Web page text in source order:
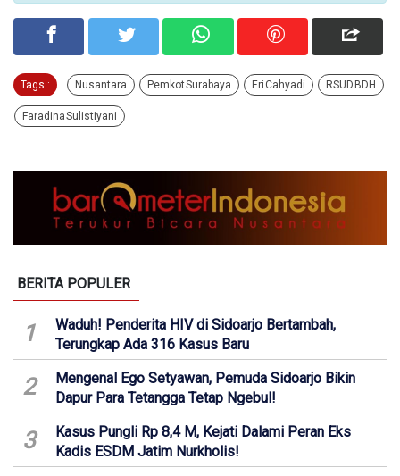
Tags : Nusantara Pemkot Surabaya Eri Cahyadi RSUD BDH
Faradina Sulistiyani
BERITA POPULER
1
Waduh! Penderita HIV di Sidoarjo Bertambah,
Terungkap Ada 316 Kasus Baru
2
Mengenal Ego Setyawan, Pemuda Sidoarjo Bikin
Dapur Para Tetangga Tetap Ngebul!
3
Kasus Pungli Rp 8,4 M, Kejati Dalami Peran Eks
Kadis ESDM Jatim Nurkholis!